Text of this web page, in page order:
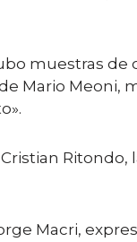
muestras de
Mario Meoni,
Macri,